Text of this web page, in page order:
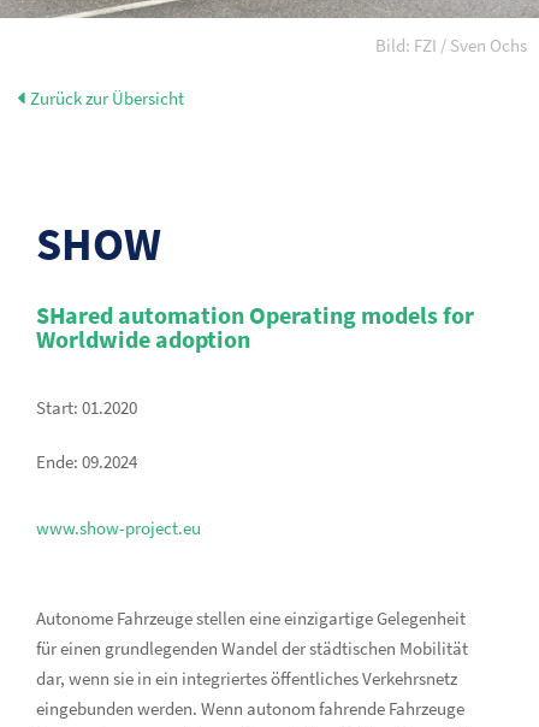
Zurück zur Übersicht
Bild: FZI / Sven Ochs
SHOW
SHared automation Operating models for
Worldwide adoption​
Start: 01.2020
Ende: 09.2024
www.show-project.eu
Autonome Fahrzeuge stellen eine einzigartige Gelegenheit
für einen grundlegenden Wandel der städtischen Mobilität
dar, wenn sie in ein integriertes öffentliches Verkehrsnetz
eingebunden werden. Wenn autonom fahrende Fahrzeuge